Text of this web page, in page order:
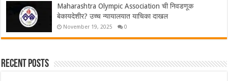
Maharashtra Olympic Association ची निवडणूक
बेकायदेशीर? उच्च न्यायालयात याचिका दाखल
November 19, 2025 0
Recent Posts